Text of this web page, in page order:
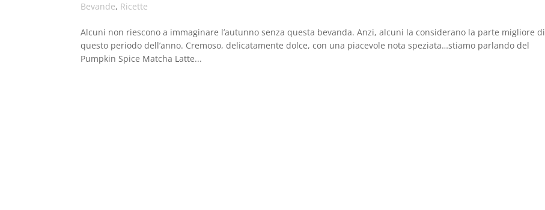
Bevande, Ricette
Alcuni non riescono a immaginare l’autunno senza questa bevanda. Anzi, alcuni la considerano la parte migliore di
questo periodo dell’anno. Cremoso, delicatamente dolce, con una piacevole nota speziata…stiamo parlando del
Pumpkin Spice Matcha Latte...